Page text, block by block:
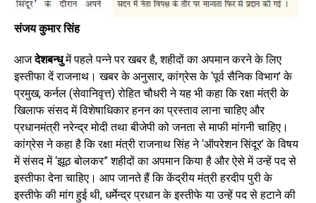
संजय कुमार सिंह
आजदेशबन्धुमें पहले पन्ने पर खबर है, शहीदों का अपमान करने के लिए
इस्तीफा दें राजनाथ। खबर के अनुसार, कांग्रेस के ‘पूर्व सैनिक विभाग’ के
प्रमुख, कर्नल (सेवानिवृत्त) रोहित चौधरी ने यह भी कहा कि रक्षा मंत्री के
खिलाफ संसद में विशेषाधिकार हनन का प्रस्ताव लाना चाहिए और
प्रधानमंत्री नरेन्द्र मोदी तथा बीजेपी को जनता से माफी मांगनी चाहिए।
कांग्रेस ने कहा है कि रक्षा मंत्री राजनाथ सिंह ने ‘ऑपरेशन सिंदूर’ के विषय
में संसद में ‘झूठ बोलकर” शहीदों का अपमान किया है और ऐसे में उन्हें पद से
इस्तीफा देना चाहिए। आप जानते हैं कि केंद्रीय मंत्री हरदीप पुरी के
इस्तीफे की मांग हुई थी, धर्मेन्द्र प्रधान के इस्तीफे या उन्हें पद से हटाने की